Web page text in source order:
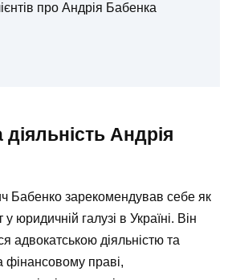
про Андрія Бабенка
Андрія
Бабенко зарекомендував себе як
юридичній галузі в Україні. Він
адвокатською діяльністю та
фінансовому праві,